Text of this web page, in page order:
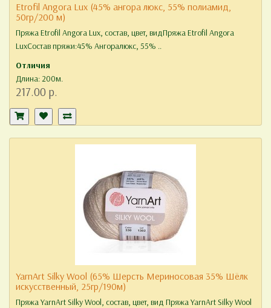
Etrofil Angora Lux (45% ангора люкс, 55% полиамид,
50гр/200 м)
Пряжа Etrofil Angora Lux, состав, цвет, видПряжа Etrofil Angora
LuxСостав пряжи:45% Ангоралюкс, 55% ..
Отличия
Длина: 200м.
217.00 р.
YarnArt Silky Wool (65% Шерсть Мериносовая 35% Шёлк
искусственный, 25гр/190м)
Пряжа YarnArt Silky Wool, состав, цвет, вид Пряжа YarnArt Silky Wool